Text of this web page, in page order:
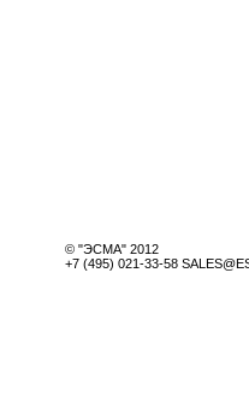
© "ЭСМА" 2012
+7 (495) 021-33-58